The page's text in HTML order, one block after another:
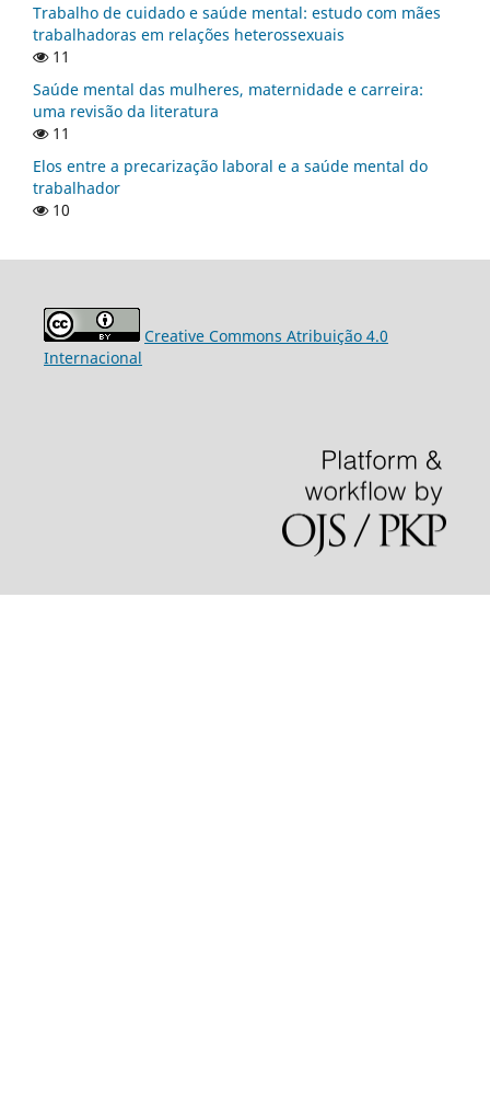
Trabalho de cuidado e saúde mental: estudo com mães
trabalhadoras em relações heterossexuais
11
Saúde mental das mulheres, maternidade e carreira:
uma revisão da literatura
11
Elos entre a precarização laboral e a saúde mental do
trabalhador
10
Creative Commons Atribuição 4.0
Internacional